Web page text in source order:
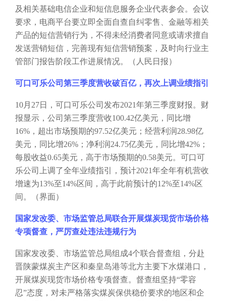
及相关基础电信企业和短信息服务企业代表参会。会议
要求，电商平台要立即全面自查自纠零售、金融等相关
产品的短信营销行为，不得未经消费者同意或请求擅自
发送营销短信，完善现有短信营销预案，及时向行业主
管部门报告阶段工作进展情况。（人民日报）
可口可乐公司第三季度营收破百亿，再次上调业绩指引
10月27日，可口可乐公司发布2021年第三季度财报。财
报显示，公司第三季度营收100.42亿美元，同比增
16%，超出市场预期的97.52亿美元；经营利润28.98亿
美元，同比增26%；净利润24.75亿美元，同比增42%；
每股收益0.65美元，高于市场预期的0.58美元。可口可
乐公司上调了全年业绩指引，预计2021年全年有机营收
增速为13%至14%区间，高于此前预计的12%至14%区
间。（界面）
国家发改委、市场监管总局联合开展煤炭现货市场价格
专项督查，严厉查处违法违规行为
国家发改委、市场监管总局组成4个联合督查组，分赴
晋陕蒙煤炭主产区和秦皇岛港等北方主要下水煤港口，
开展煤炭现货市场价格专项督查。督查组坚持“零容
忍”态度，对未严格落实煤炭保供稳价要求的地区和企